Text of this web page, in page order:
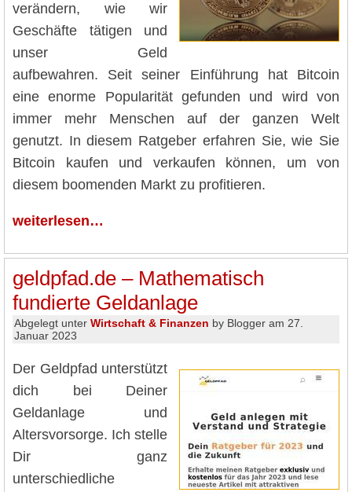
verändern, wie wir
Geschäfte tätigen und
unser Geld
aufbewahren. Seit seiner Einführung hat Bitcoin
eine enorme Popularität gefunden und wird von
immer mehr Menschen auf der ganzen Welt
genutzt. In diesem Ratgeber erfahren Sie, wie Sie
Bitcoin kaufen und verkaufen können, um von
diesem boomenden Markt zu profitieren.
weiterlesen…
geldpfad.de – Mathematisch
fundierte Geldanlage
Abgelegt unter Wirtschaft & Finanzen by Blogger am 27.
Januar 2023
Der Geldpfad unterstützt
dich bei Deiner
Geldanlage und
Altersvorsorge. Ich stelle
Dir ganz
unterschiedliche